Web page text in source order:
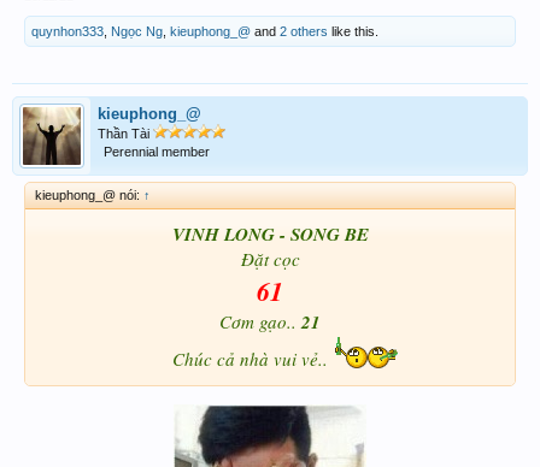
quynhon333 Ngọc Ng kieuphong_@ and 2 others like this.
kieuphong_@
Thần Tài
Perennial member
kieuphong_@ nói: ↑
VINH LONG - SONG BE
Đặt cọc
61
Cơm gạo.. 21
Chúc cả nhà vui vẻ..